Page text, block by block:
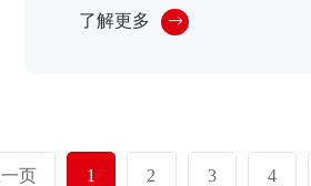
了解更多
页 1 2 3 4